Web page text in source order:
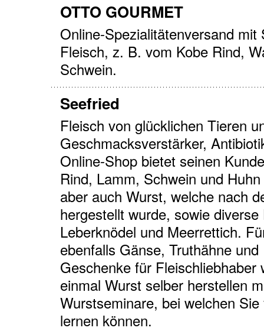
OTTO GOURMET
Online-Spezialitätenversand
Fleisch, z. B. vom Kobe Rind,
Schwein.
Seefried
Fleisch von glücklichen Tieren
Geschmacksverstärker,
Online-Shop bietet seinen
Rind, Lamm, Schwein und
aber auch Wurst, welche nach
hergestellt wurde, sowie
Leberknödel und Meerrettich.
ebenfalls Gänse, Truthähne
Geschenke für
einmal Wurst selber herstellen
Wurstseminare, bei welchen
lernen können.